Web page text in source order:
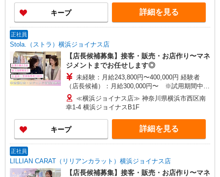
3万円まで交通費支給 ※試用期間（2〜3ヶ月）も
同条件 【手当】固定残業手当／資格手当／店舗職
制手当／住宅手当（実家外かつ賃貸の場合のみ別
当の種類はエリアにより異なります。詳細は面接
時にお尋ねください。
キープ 詳細を見る
正社員
Stola.（ストラ）横浜ジョイナス店
【店長候補募集】接客・販売・お店作り〜マネ
ジメントまでお任せします◎
未経験：月給243,800円〜400,000円 経験者
（店長候補）：月給300,000円〜 ※試用期間中は
270,000円〜 ★固定残業手当：30,800円（月給に
含む） ※経験・能力考慮 ※固定残業時間は1ヶ月
あたり20時間、超過時は追加で残業手当支給 ※月
3万円まで交通費支給 ※試用期間（2〜3ヶ月）も
同条件 【手当】固定残業手当／資格手当／店舗職
制手当／住宅手当（実家外かつ賃貸の場合のみ別
当の種類はエリアにより異なります。詳細は面接
時にお尋ねください。
≪横浜ジョイナス店≫ 神奈川県横浜市西区南
幸1-4 横浜ジョイナスB1F
キープ 詳細を見る
正社員
LILLIAN CARAT（リリアンカラット）横浜ジョイナス店
【店長候補募集】接客・販売・お店作り〜マネ